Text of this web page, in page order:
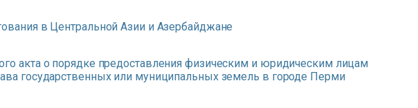
в Центральной Азии и Азербайджане
акта о порядке предоставления физическим и юридическим лицам
государственных или муниципальных земель в городе Перми